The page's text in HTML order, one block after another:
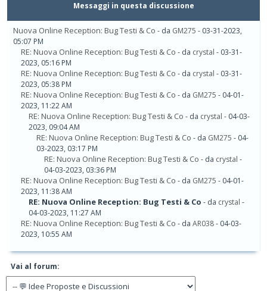
Messaggi in questa discussione
Nuova Online Reception: Bug Testi & Co - da GM275 - 03-31-2023,
05:07 PM
RE: Nuova Online Reception: Bug Testi & Co - da crystal - 03-31-
2023, 05:16 PM
RE: Nuova Online Reception: Bug Testi & Co - da crystal - 03-31-
2023, 05:38 PM
RE: Nuova Online Reception: Bug Testi & Co - da GM275 - 04-01-
2023, 11:22 AM
RE: Nuova Online Reception: Bug Testi & Co - da crystal - 04-03-
2023, 09:04 AM
RE: Nuova Online Reception: Bug Testi & Co - da GM275 - 04-
03-2023, 03:17 PM
RE: Nuova Online Reception: Bug Testi & Co - da crystal -
04-03-2023, 03:36 PM
RE: Nuova Online Reception: Bug Testi & Co - da GM275 - 04-01-
2023, 11:38 AM
RE: Nuova Online Reception: Bug Testi & Co - da crystal -
04-03-2023, 11:27 AM
RE: Nuova Online Reception: Bug Testi & Co - da AR038- 04-03-
2023, 10:55 AM
Vai al forum: